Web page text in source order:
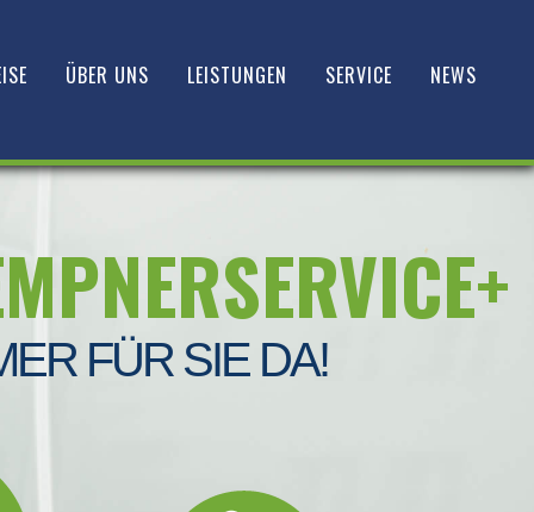
ÜBER UNS LEISTUNGEN SERVICE NEWS
FÜR SIE DA!